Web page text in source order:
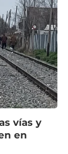
vías y
en